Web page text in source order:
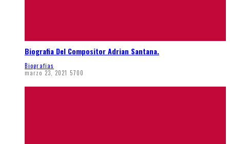
Biografia Del Compositor Adrian Santana.
Biografias
marzo 23, 2021 5700